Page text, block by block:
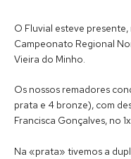
O Fluvial esteve
Campeonato Regional
Vieira do Minho.
Os nossos remadores
prata e 4 bronze), com
Francisca Gonçalves, no
Na «prata» tivemos a